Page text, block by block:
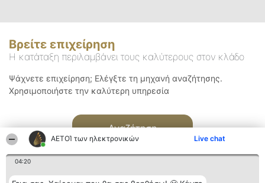
ΑΕΤΟΊ των ηλεκτρονικών Live chat
04:20
Βρείτε επιχείρηση
Η κατάταξη περιλαμβάνει τους καλύτερους στον κλάδο
Ψάχνετε επιχείρηση; Ελέγξτε τη μηχανή αναζήτησης.
Χρησιμοποιήστε την καλύτερη υπηρεσία
Αναζήτηση